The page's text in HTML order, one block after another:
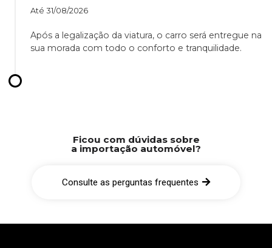
Até 31/08/2026
Após a legalização da viatura, o carro será entregue na
sua morada com todo o conforto e tranquilidade.
Ficou com dúvidas sobre
a importação automóvel?
Consulte as perguntas frequentes